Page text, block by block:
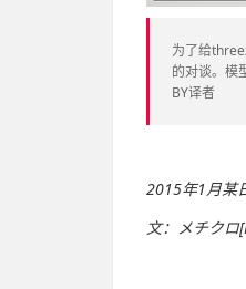
为了给
的对谈。模
BY译者
2015年1月某
文：メチクロ